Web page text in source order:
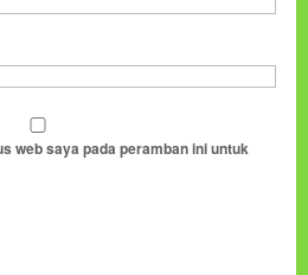
web saya pada peramban ini untuk